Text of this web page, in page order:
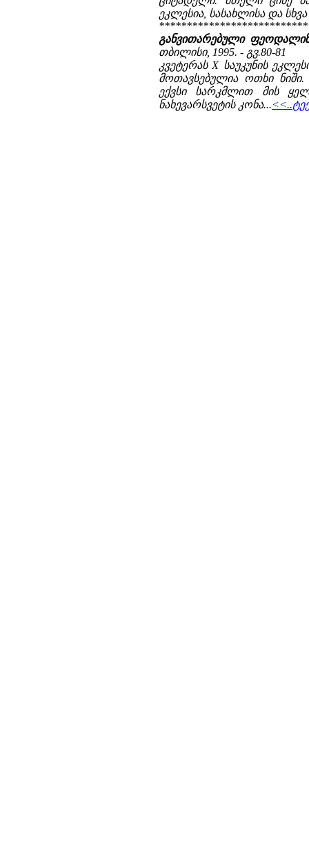
ეკლესია, სასახლისა და
განვითარებული
თბილისი, 1995. - გვ.80-81
კვეტერას X საუკუნის
მოთავსებულია ოთხი
ექვსი სარკმლით მის
ნახევარსვეტის კონა...